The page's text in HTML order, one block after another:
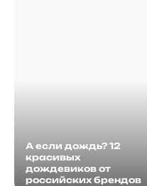
А если дождь? 12
красивых
дождевиков от
российских брендов